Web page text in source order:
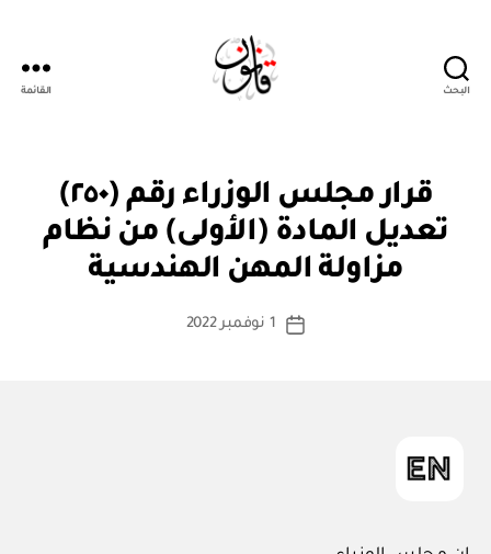
البحث القائمة
التصنيفات
قرار مجلس الوزراء رقم (٢٥٠)
تعديل المادة (الأولى) من نظام
مزاولة المهن الهندسية
كاتب
س
ة
تاريخ
1 نوفمبر 2022